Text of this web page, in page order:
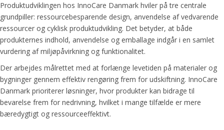
Produktudviklingen hos InnoCare Danmark hviler på tre centrale
grundpiller: ressourcebesparende design, anvendelse af vedvarende
ressourcer og cyklisk produktudvikling. Det betyder, at både
produkternes indhold, anvendelse og emballage indgår i en samlet
vurdering af miljøpåvirkning og funktionalitet.
Der arbejdes målrettet med at forlænge levetiden på materialer og
bygninger gennem effektiv rengøring frem for udskiftning. InnoCare
Danmark prioriterer løsninger, hvor produkter kan bidrage til
bevarelse frem for nedrivning, hvilket i mange tilfælde er mere
bæredygtigt og ressourceeffektivt.